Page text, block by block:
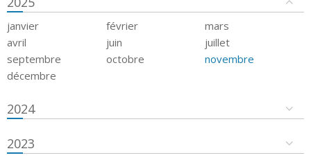
janvier février
mars
avril
juin
juillet
septembre
octobre
novembre
décembre
2024
2023